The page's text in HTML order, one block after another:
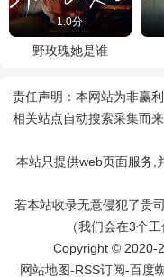
1.0分
野玫瑰她是谁
责任声明：本网站为非赢
相关站点自动搜索采集而
本站只提供web页面服务,
若本站收录无意侵犯了贵
（我们会在3个
Copyright © 2020-
网站地图-RSS订阅-百度